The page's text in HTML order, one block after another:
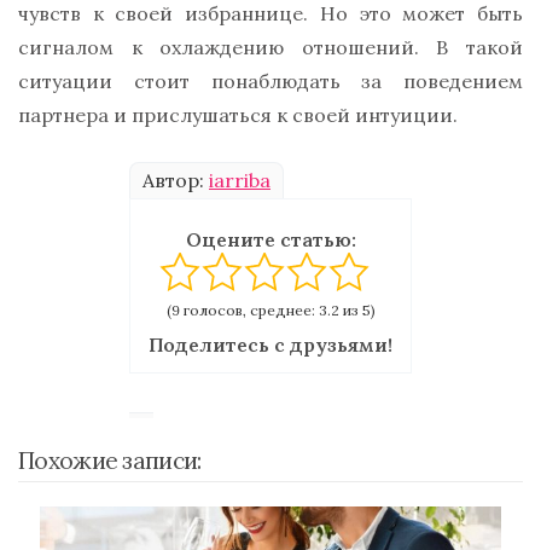
чувств к своей избраннице. Но это может быть
сигналом к охлаждению отношений. В такой
ситуации стоит понаблюдать за поведением
партнера и прислушаться к своей интуиции.
Автор: iarriba
Оцените статью:
(9 голосов, среднее: 3.2 из 5)
Поделитесь с друзьями!
Похожие записи: